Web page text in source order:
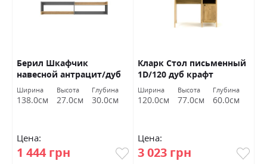
Берил Шкафчик
навесной антрацит/дуб
каменный ВМВ Холдинг
Ширина
138.0см
Высота
27.0см
Глубина
30.0см
Цена:
1 444 грн
Кларк Стол письменный
1D/120 дуб крафт
золотой ВМВ Холдинг
Ширина
120.0см
Высота
77.0см
Глубина
60.0см
Цена:
3 023 грн